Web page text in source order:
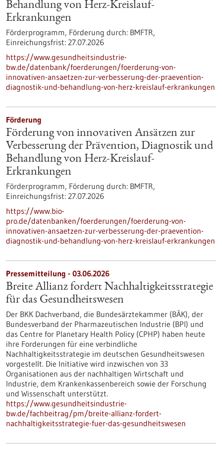
Behandlung von Herz-Kreislauf-
Erkrankungen
Förderprogramm, Förderung durch: BMFTR,
Einreichungsfrist: 27.07.2026
https://www.gesundheitsindustrie-
bw.de/datenbank/foerderungen/foerderung-von-
innovativen-ansaetzen-zur-verbesserung-der-praevention-
diagnostik-und-behandlung-von-herz-kreislauf-erkrankungen
Förderung
Förderung von innovativen Ansätzen zur
Verbesserung der Prävention, Diagnostik und
Behandlung von Herz-Kreislauf-
Erkrankungen
Förderprogramm, Förderung durch: BMFTR,
Einreichungsfrist: 27.07.2026
https://www.bio-
pro.de/datenbanken/foerderungen/foerderung-von-
innovativen-ansaetzen-zur-verbesserung-der-praevention-
diagnostik-und-behandlung-von-herz-kreislauf-erkrankungen
Pressemitteilung - 03.06.2026
Breite Allianz fordert Nachhaltigkeitsstrategie
für das Gesundheitswesen
Der BKK Dachverband, die Bundesärztekammer (BÄK), der
Bundesverband der Pharmazeutischen Industrie (BPI) und
das Centre for Planetary Health Policy (CPHP) haben heute
ihre Forderungen für eine verbindliche
Nachhaltigkeitsstrategie im deutschen Gesundheitswesen
vorgestellt. Die Initiative wird inzwischen von 33
Organisationen aus der nachhaltigen Wirtschaft und
Industrie, dem Krankenkassenbereich sowie der Forschung
und Wissenschaft unterstützt.
https://www.gesundheitsindustrie-
bw.de/fachbeitrag/pm/breite-allianz-fordert-
nachhaltigkeitsstrategie-fuer-das-gesundheitswesen